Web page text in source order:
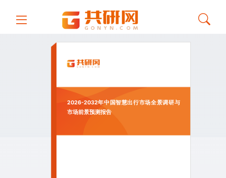
2026-2032年中国智慧出行市场全景调研与
市场前景预测报告